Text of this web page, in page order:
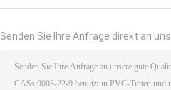
Senden Sie Ihre Anfrage direkt an uns